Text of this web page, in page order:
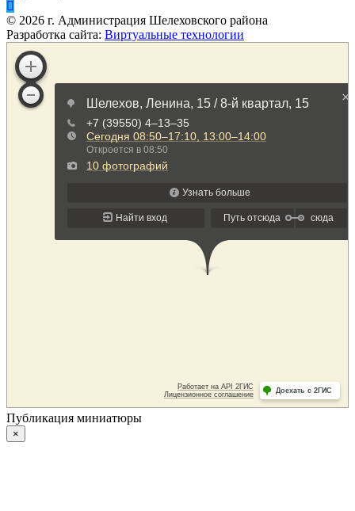
© 2026 г. Администрация Шелеховского района
Разработка сайта: Виртуальные технологии
Публикация миниатюры
×